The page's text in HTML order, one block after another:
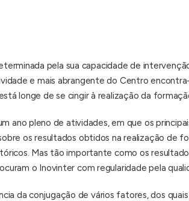
pela sua capacidade de
e mais abrangente do Centro
longe de se cingir à realização da
ano pleno de atividades, em que os
os resultados obtidos na realização de
Mas tão importante como os
o Inovinter com regularidade pela
da conjugação de vários fatores, dos